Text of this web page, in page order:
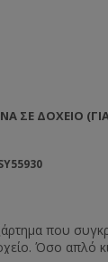
ΣΕ ΔΟΧΕΊΟ
που
Όσο απλό κι